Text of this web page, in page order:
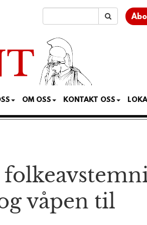
OM OSS KONTAKT OSS
våpen til